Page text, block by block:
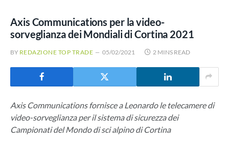
Axis Communications per la video-
sorveglianza dei Mondiali di Cortina 2021
BY REDAZIONE TOP TRADE 05/02/2021 2 MINS READ
Axis Communications fornisce a Leonardo le telecamere di
video-sorveglianza per il sistema di sicurezza dei
Campionati del Mondo di sci alpino di Cortina